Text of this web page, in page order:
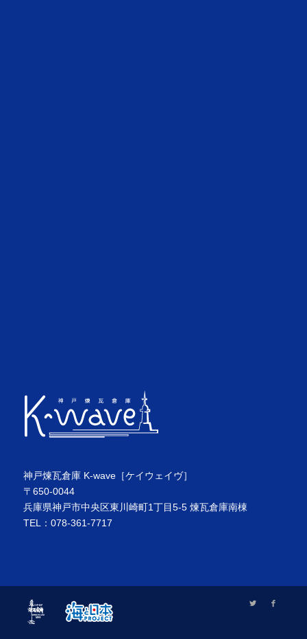
神戸煉瓦倉庫 K-wave［ケイウェイヴ］
〒650-0044
兵庫県神戸市中央区東川崎町1丁目5-5 煉瓦倉庫南棟
TEL：078-361-7717